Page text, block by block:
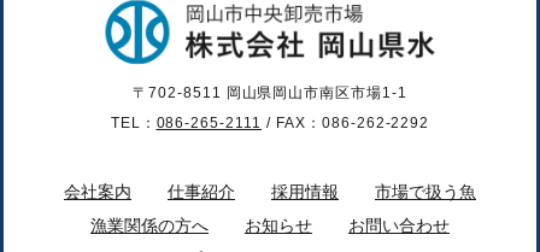
〒702-8511 岡山県岡山市南区市場1-1
TEL： 086-265-2111 / FAX：086-262-2292
会社案内 仕事紹介 採用情報
市場で扱う魚
漁業関係の方へ
お知らせ
お問い合わせ